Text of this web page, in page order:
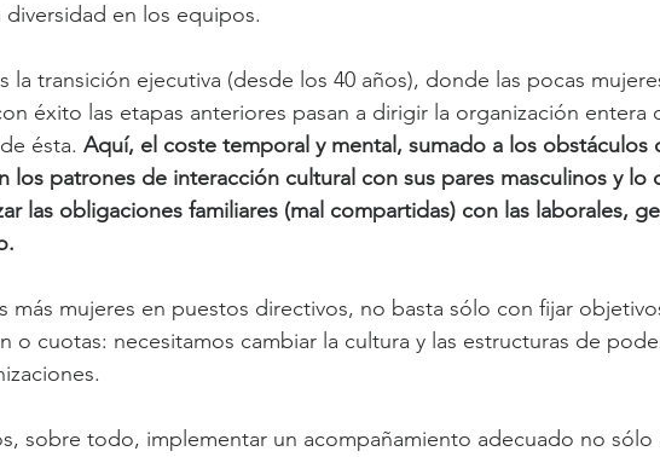
diversidad en los equipos.
la transición ejecutiva (desde los 40 años), donde las pocas
éxito las etapas anteriores pasan a dirigir la organización entera
ésta. Aquí, el coste temporal y mental, sumado a los obstáculos
los patrones de interacción cultural con sus pares masculinos y lo
las obligaciones familiares (mal compartidas) con las laborales,
más mujeres en puestos directivos, no basta sólo con fijar
o cuotas: necesitamos cambiar la cultura y las estructuras de
sobre todo, implementar un acompañamiento adecuado no sólo